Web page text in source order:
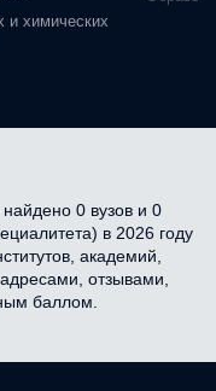
и химических
0 вузов и 0
в 2026 году
академий,
отзывами,
баллом.